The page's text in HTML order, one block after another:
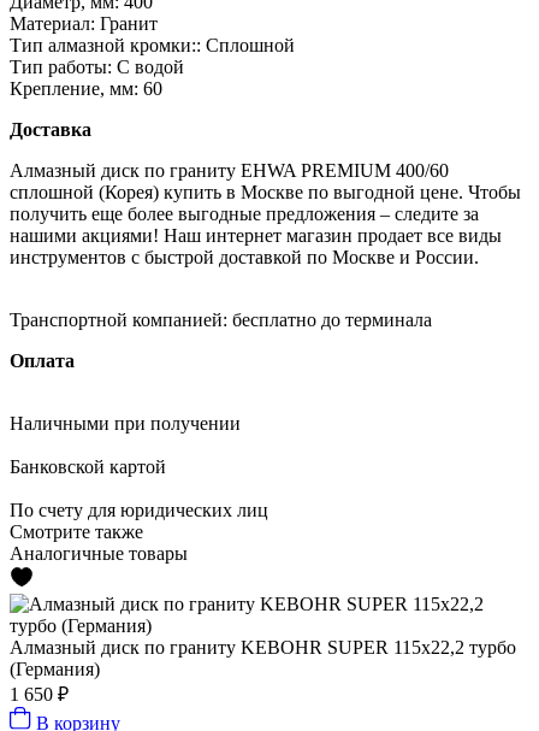
Материал: Гранит
Тип алмазной кромки:: Сплошной
Тип работы: С водой
Крепление, мм: 60
Доставка
Алмазный диск по граниту EHWA PREMIUM 400/60
сплошной (Корея) купить в Москве по выгодной цене. Чтобы
получить еще более выгодные предложения – следите за
нашими акциями! Наш интернет магазин продает все виды
инструментов с быстрой доставкой по Москве и России.
Транспортной компанией: бесплатно до терминала
Оплата
Наличными при получении
Банковской картой
По счету для юридических лиц
Смотрите также
Аналогичные товары
Алмазный диск по граниту KEBOHR SUPER 115x22,2 турбо
(Германия)
1 650 ₽
В корзину